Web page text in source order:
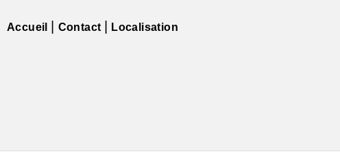
Accueil Contact Localisation